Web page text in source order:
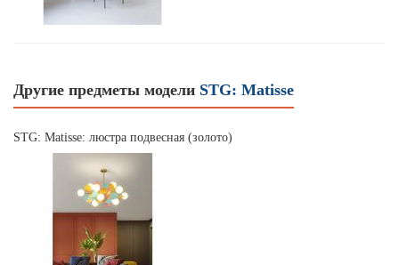
Другие предметы модели STG: Matisse
STG: Matisse: люстра подвесная (золото)